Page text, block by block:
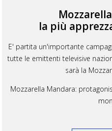
la più
E' partita un'importante
tutte le emittenti televisive
sarà la
Mozzarella Mandara: